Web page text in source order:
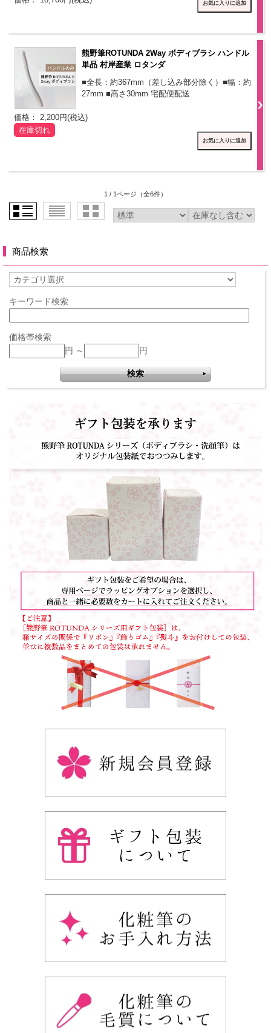
熊野筆ROTUNDA 2Way ボディブラシ ハンドル
単品 村岸産業 ロタンダ
■全長：約367mm（差し込み部分除く）■幅：約
27mm ■高さ30mm 宅配便配送
価格： 2,200円(税込)
在庫切れ
1 / 1ページ （全6件）
商品検索
キーワード検索
価格帯検索
円 ～
円